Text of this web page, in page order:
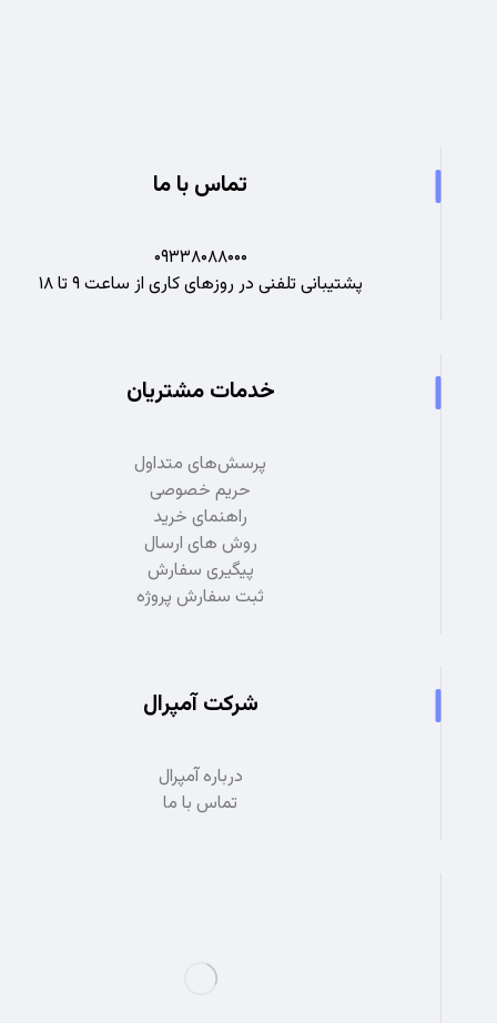
تماس با ما
۰۹۳۳۸۰۸۸۰۰۰
پشتیبانی تلفنی در روزهای کاری از ساعت ۹ تا ۱۸
خدمات مشتریان
پرسش‌های متداول
حریم خصوصی
راهنمای خرید
روش های ارسال
پیگیری سفارش
ثبت سفارش پروژه
شرکت آمپرال
درباره آمپرال
تماس با ما